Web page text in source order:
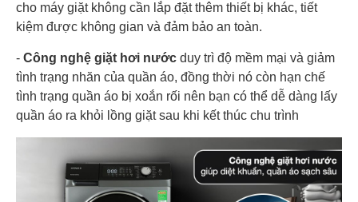
cho máy giặt không cần lắp đặt thêm thiết bị khác, tiết
kiệm được không gian và đảm bảo an toàn.
- Công nghệ giặt hơi nước duy trì độ mềm mại và giảm
tình trạng nhăn của quần áo, đồng thời nó còn hạn chế
tình trạng quần áo bị xoắn rối nên bạn có thể dễ dàng lấy
quần áo ra khỏi lồng giặt sau khi kết thúc chu trình